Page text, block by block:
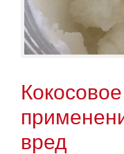
вред